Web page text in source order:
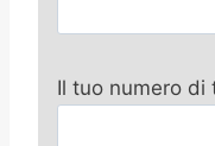
Il tuo numero di